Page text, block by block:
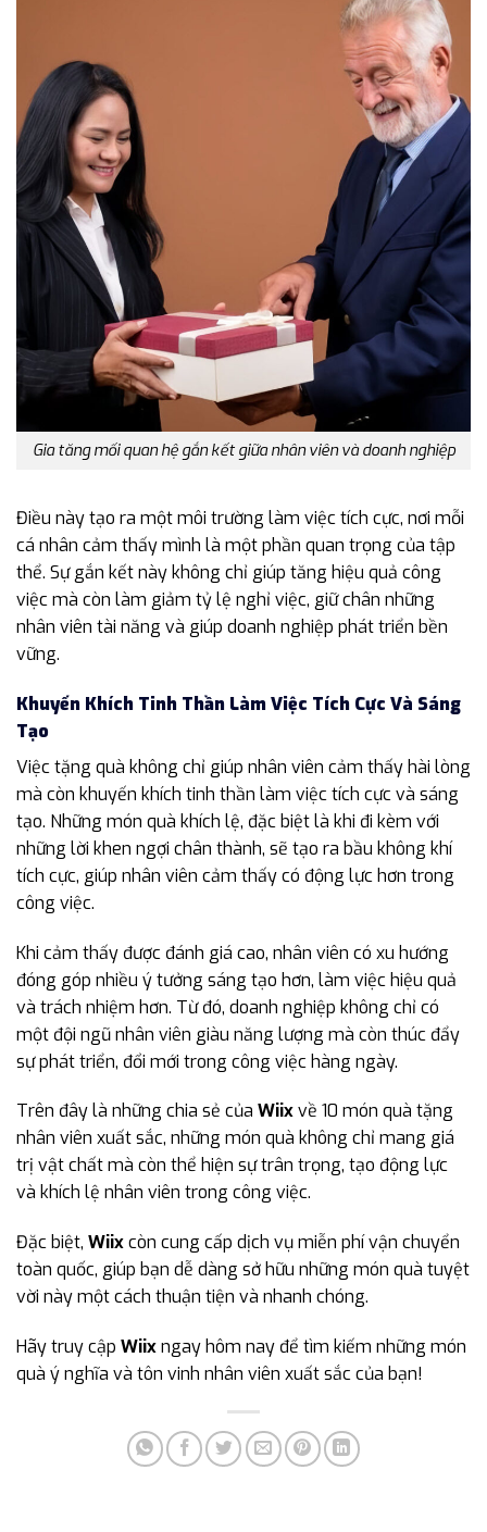
Gia tăng mối quan hệ gắn kết giữa nhân viên và doanh nghiệp
Điều này tạo ra một môi trường làm việc tích cực, nơi mỗi
cá nhân cảm thấy mình là một phần quan trọng của tập
thể. Sự gắn kết này không chỉ giúp tăng hiệu quả công
việc mà còn làm giảm tỷ lệ nghỉ việc, giữ chân những
nhân viên tài năng và giúp doanh nghiệp phát triển bền
vững.
Khuyến Khích Tinh Thần Làm Việc Tích Cực Và Sáng
Tạo
Việc tặng quà không chỉ giúp nhân viên cảm thấy hài lòng
mà còn khuyến khích tinh thần làm việc tích cực và sáng
tạo. Những món quà khích lệ, đặc biệt là khi đi kèm với
những lời khen ngợi chân thành, sẽ tạo ra bầu không khí
tích cực, giúp nhân viên cảm thấy có động lực hơn trong
công việc.
Khi cảm thấy được đánh giá cao, nhân viên có xu hướng
đóng góp nhiều ý tưởng sáng tạo hơn, làm việc hiệu quả
và trách nhiệm hơn. Từ đó, doanh nghiệp không chỉ có
một đội ngũ nhân viên giàu năng lượng mà còn thúc đẩy
sự phát triển, đổi mới trong công việc hàng ngày.
Trên đây là những chia sẻ của Wiixvề 10 món quà tặng
nhân viên xuất sắc, những món quà không chỉ mang giá
trị vật chất mà còn thể hiện sự trân trọng, tạo động lực
và khích lệ nhân viên trong công việc.
Đặc biệt, Wiixcòn cung cấp dịch vụ miễn phí vận chuyển
toàn quốc, giúp bạn dễ dàng sở hữu những món quà tuyệt
vời này một cách thuận tiện và nhanh chóng.
Hãy truy cập Wiixngay hôm nay để tìm kiếm những món
quà ý nghĩa và tôn vinh nhân viên xuất sắc của bạn!